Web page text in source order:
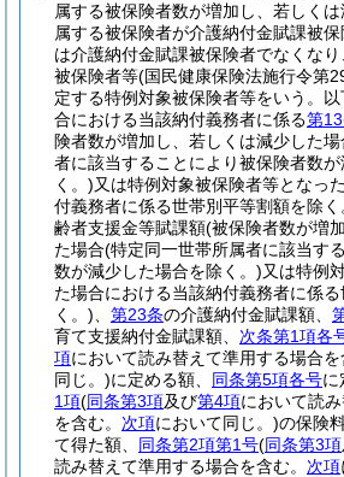
属する被保険者数が増加し、若しく
属する被保険者が介護納付金賦課被保
は介護納付金賦課被保険者でなくな
被保険者等(国民健康保険法施行令第
定する特例対象被保険者等をいう。
合における当該納付義務者に係る第
険者数が増加し、若しくは減少した場
者に該当することにより被保険者数
く。)又は特例対象被保険者等となっ
付義務者に係る世帯別平等割額を除く
齢者支援金等賦課額(被保険者数が増
た場合(特定同一世帯所属者に該当す
数が減少した場合を除く。)又は特例
た場合における当該納付義務者に係
く。)
第23条の介護納付金賦課額、
育て支援納付金賦課額、 次条第1項各
項において読み替えて準用する場合を
同じ。)に定める額、 同条第5項各号に
1項(同条第3項及び第4項において読
を含む。 次項において同じ。)の保険
て得た額、 同条第2項第1号(同条第3項
読み替えて準用する場合を含む。 次項